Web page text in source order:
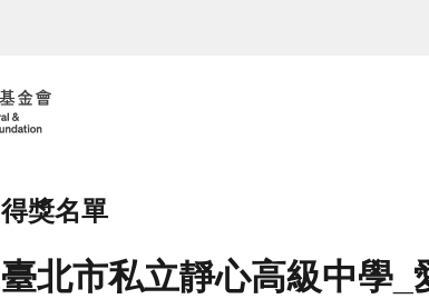
得獎名單
臺北市私立靜心高級中學